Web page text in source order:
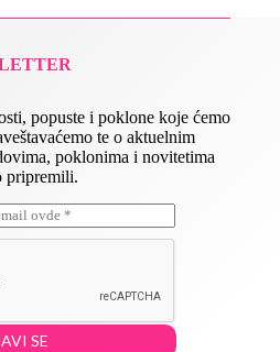
popuste i poklone koje ćemo
te o aktuelnim
poklonima i novitetima
pripremili.
SE